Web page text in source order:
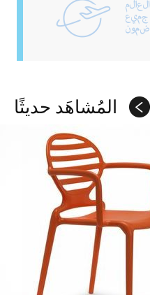
المُشاهَد حديثًا